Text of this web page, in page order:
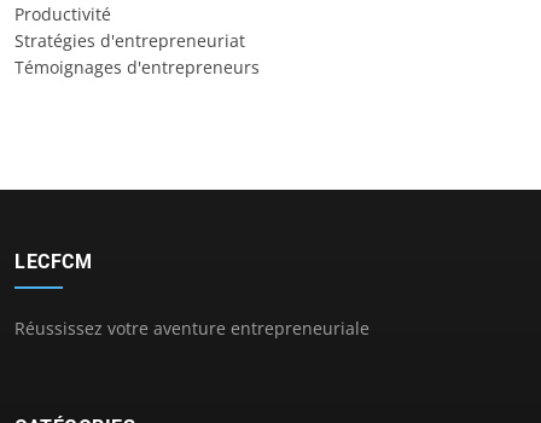
Productivité
Stratégies d'entrepreneuriat
Témoignages d'entrepreneurs
LECFCM
Réussissez votre aventure entrepreneuriale